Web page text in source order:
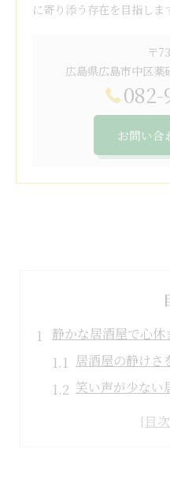
に寄り添う存在を目指しま
〒
広島県広島市中区薬
082-
お問い合
静かな居酒屋で心
居酒屋の静けさ
笑い声が少ない
落ち着く居酒屋